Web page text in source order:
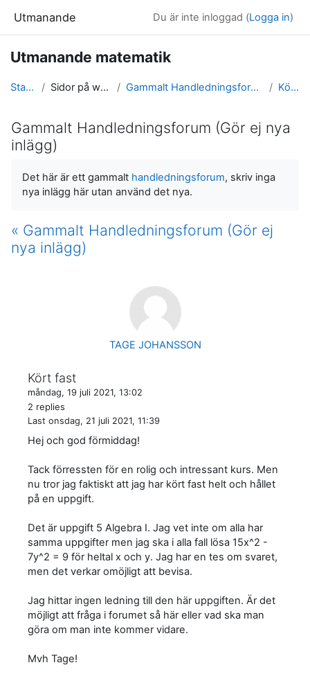
Utmanande Du är inte inloggad (Logga in)
Utmanande matematik
Startsida Sidor på webbplatsen Gammalt Handledningsforum (Gör ej nya inlägg) Kört fast
Gammalt Handledningsforum (Gör ej nya
inlägg)
Det här är ett gammalt handledningsforum, skriv inga
nya inlägg här utan använd det nya.
« Gammalt Handledningsforum (Gör ej
nya inlägg)
TAGE JOHANSSON
Kört fast
måndag, 19 juli 2021, 13:02
2 replies
Last onsdag, 21 juli 2021, 11:39
Hej och god förmiddag!
Tack förressten för en rolig och intressant kurs. Men
nu tror jag faktiskt att jag har kört fast helt och hållet
på en uppgift.
Det är uppgift 5 Algebra I. Jag vet inte om alla har
samma uppgifter men jag ska i alla fall lösa 15x^2 -
7y^2 = 9 för heltal x och y. Jag har en tes om svaret,
men det verkar omöjligt att bevisa.
Jag hittar ingen ledning till den här uppgiften. Är det
möjligt att fråga i forumet så här eller vad ska man
göra om man inte kommer vidare.
Mvh Tage!